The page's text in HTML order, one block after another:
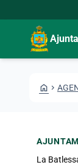
HOME CHEVRON_RIGHT
La